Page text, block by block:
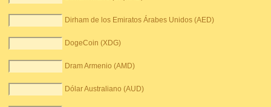
Dirham de los Emiratos Árabes Unidos (AED)
DogeCoin (XDG)
Dram Armenio (AMD)
Dólar Australiano (AUD)